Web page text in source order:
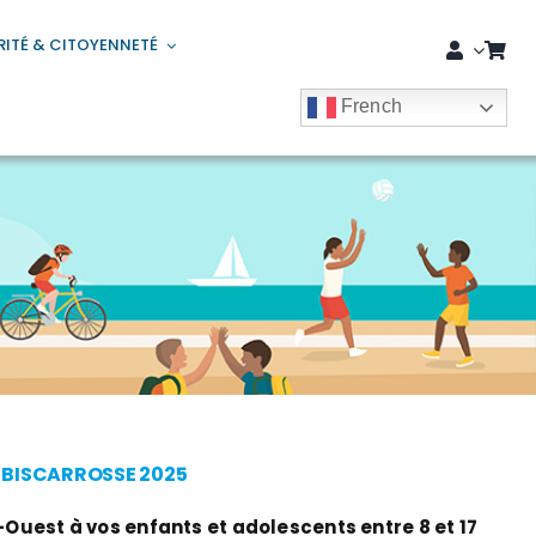
& CITOYENNETÉ
French
BISCARROSSE 2025
à vos enfants et adolescents entre 8 et 17